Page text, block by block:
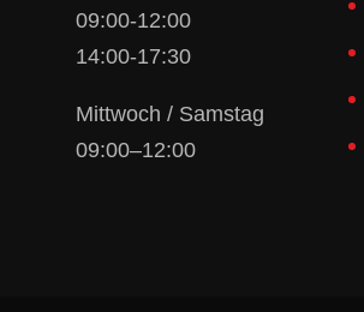
09:00-12:00
14:00-17:30
Mittwoch / Samstag
09:00–12:00